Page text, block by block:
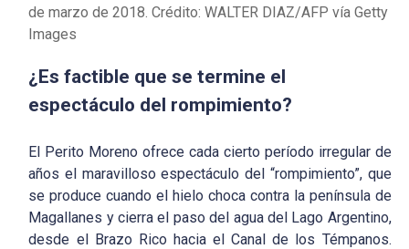
de marzo de 2018. Crédito: WALTER DIAZ/AFP vía Getty
Images
¿Es factible que se termine el
espectáculo del rompimiento?
El Perito Moreno ofrece cada cierto período irregular de
años el maravilloso espectáculo del “rompimiento”, que
se produce cuando el hielo choca contra la península de
Magallanes y cierra el paso del agua del Lago Argentino,
desde el Brazo Rico hacia el Canal de los Témpanos.